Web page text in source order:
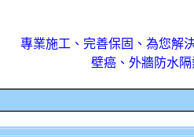
專業施工、完善保固、為您解
壁癌、外牆防水隔